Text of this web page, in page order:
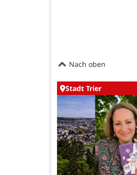
Nach oben
Stadt Trier